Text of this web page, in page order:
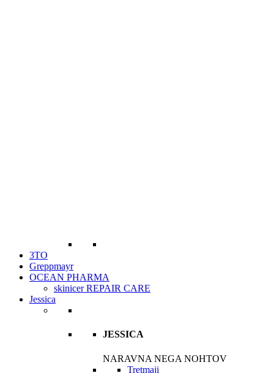
3TO
Greppmayr
OCEAN PHARMA
skinicer REPAIR CARE
Jessica
JESSICA
NARAVNA NEGA NOHTOV
Tretmaji